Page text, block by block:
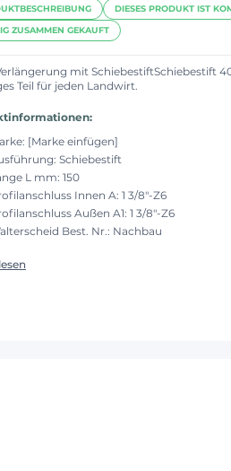
DIESES PRODUKT IST
ZUSAMMEN GEKAUFT
mit SchiebestiftSchiebestift
Teil für jeden Landwirt.
[Marke einfügen]
Schiebestift
L mm: 150
Innen A: 1 3/8"-Z6
Außen A1: 1 3/8"-Z6
Best. Nr.: Nachbau